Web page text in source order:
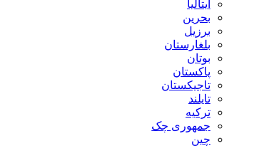
ایتالیا
بحرین
برزیل
بلغارستان
بوتان
پاکستان
تاجیکستان
تایلند
ترکیه
جمهوری چک
چین